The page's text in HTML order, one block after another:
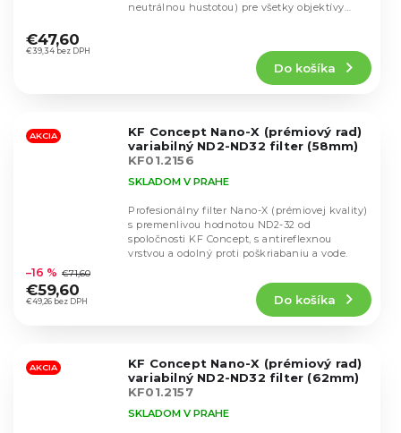
hodnotenie
produktu
hviezdičiek.
€39,34 bez DPH
€47,60
Do košíka
neutrálnou hustotou) pre všetky objektívy
AKCIA
KF Concept Nano-X (prémiový rad)
variabilný ND2-ND32 filter (58mm)
KF01.2156
hodnotenie
produktu
je
hviezdičiek.
SKLADOM V PRAHE
€49,26 bez DPH
–16 % €71,60
€59,60
Do košíka
Profesionálny filter Nano-X (prémiovej kvality)
s premenlivou hodnotou ND2-32 od
spoločnosti KF Concept, s antireflexnou
vrstvou a odolný proti poškriabaniu a vode.
AKCIA
KF Concept Nano-X (prémiový rad)
variabilný ND2-ND32 filter (62mm)
KF01.2157
SKLADOM V PRAHE